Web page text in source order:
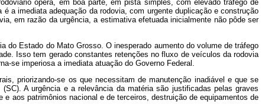
opera, em boa parte, em pista simples, com elevado tráfego de
a imediata adequação da rodovia, com urgente duplicação e construção
em razão da urgência, a estimativa efetuada inicialmente não pôde ser
do Estado do Mato Grosso. O inesperado aumento do volume de tráfego
Isso tem gerado constantes retenções no fluxo de veículos da rodovia
se imperiosa a imediata atuação do Governo Federal.
priorizando-se os que necessitam de manutenção inadiável e que se
A urgência e a relevância da matéria são justificadas pelas graves
aos patrimônios nacional e de terceiros, destruição de equipamentos de